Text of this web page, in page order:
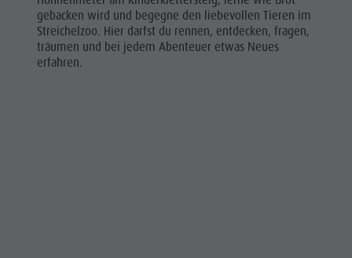
gebacken wird und begegne den liebevollen Tieren im
Streichelzoo. Hier darfst du rennen, entdecken, fragen,
träumen und bei jedem Abenteuer etwas Neues
erfahren.